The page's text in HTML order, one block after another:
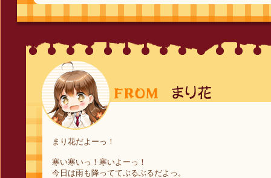
まり花だよーっ！
寒い寒いっ！寒いよーっ！
今日は雨も降っててぶるぶるだよっ。